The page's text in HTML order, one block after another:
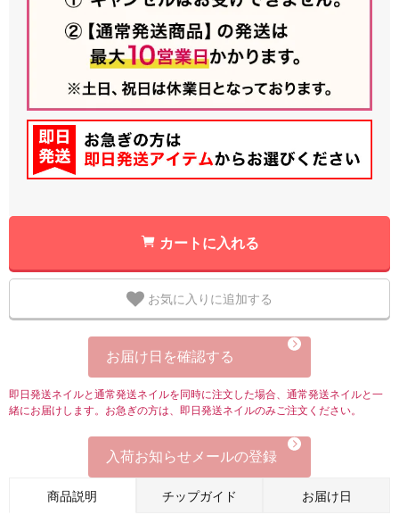
カートに入れる
お気に入りに追加する
お届け日を確認する
即日発送ネイルと通常発送ネイルを同時に注文した場合、通常発送ネイルと一
緒にお届けします。お急ぎの方は、即日発送ネイルのみご注文ください。
入荷お知らせメールの登録
商品説明 チップガイド お届け日